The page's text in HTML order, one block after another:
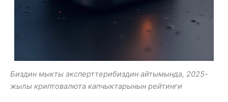
Биздин мыкты эксперттерибиздин айтымында, 2025-
жылы криптовалюта капчыктарынын рейтинги